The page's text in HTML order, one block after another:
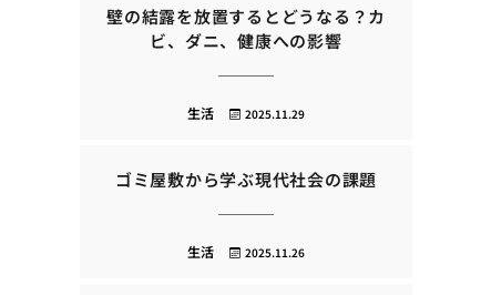
壁の結露を放置するとどうなる？カ
ビ、ダニ、健康への影響
2025.11.29
生活
ゴミ屋敷から学ぶ現代社会の課題
2025.11.26
生活